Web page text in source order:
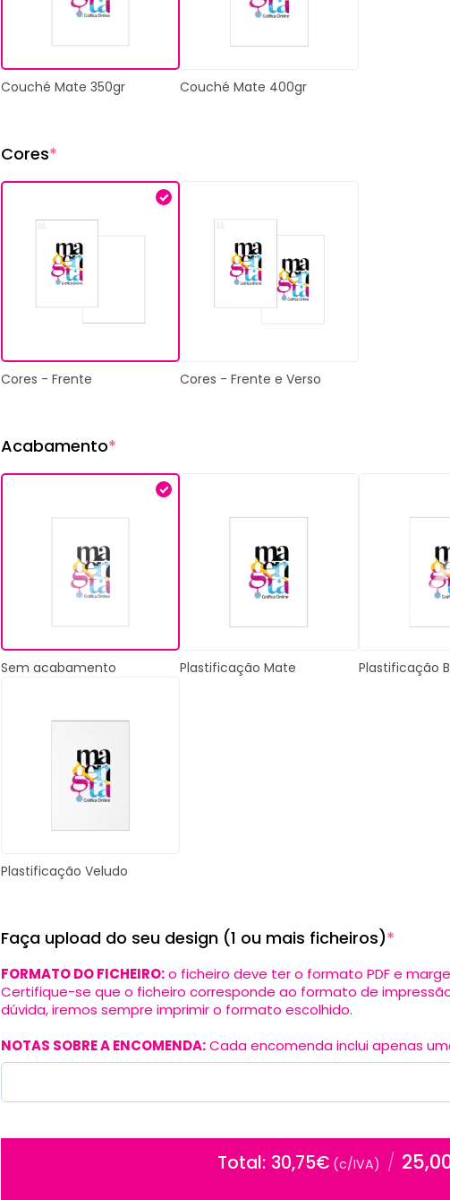
Couché Mate 350gr Couché Mate 400gr
Cores*
Cores - Frente Cores - Frente e Verso
Acabamento*
Sem acabamento Plastificação Mate Plastificação
Plastificação Veludo
Faça upload do seu design (1 ou mais ficheiros)*
FORMATO DO FICHEIRO:o ficheiro deve ter o formato PDF e
Certifique-se que o ficheiro corresponde ao formato de
dúvida, iremos sempre imprimir o formato escolhido.
NOTAS SOBRE A ENCOMENDA:Cada encomenda inclui apenas
Total 30,75€ (c/IVA) /